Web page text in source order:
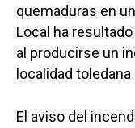
quemaduras en
Local ha
al producirse un
localidad toledana
El aviso del